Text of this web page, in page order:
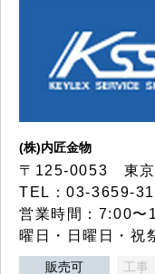
(株)内匠金物
〒125-0053 東京
TEL：03-3659-
営業時間：7:00〜
曜日・日曜日・祝
販売可 工事